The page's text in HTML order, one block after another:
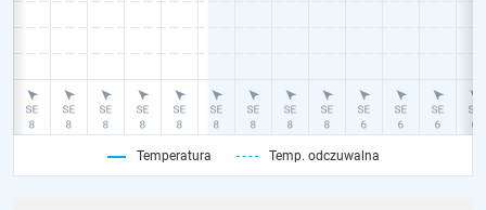
Temperatura Temp. odczuwalna